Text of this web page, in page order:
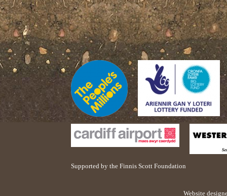
Supported by the Finnis Scott Foundation
Website